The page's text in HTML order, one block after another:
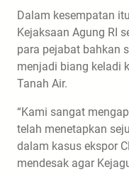
Dalam kesempatan
Kejaksaan Agung RI
para pejabat bahkan
menjadi biang keladi
Tanah Air.
“Kami sangat
telah menetapkan
dalam kasus ekspor
mendesak agar